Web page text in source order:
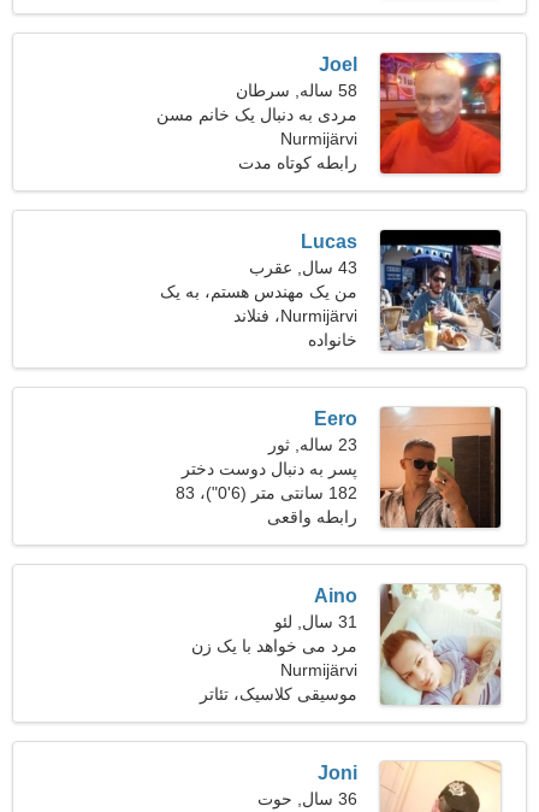
Joel
58 ساله, سرطان
مردی به دنبال یک خانم مسن
50-56
Nurmijärvi
رابطه کوتاه مدت
Lucas
43 سال, عقرب
من یک مهندس هستم، به یک
زن دیدنی نیاز دارم
Nurmijärvi، فنلاند
خانواده
Eero
23 ساله, ثور
پسر به دنبال دوست دختر
است
182 سانتی متر (6'0")، 83
کیلوگرم (182 پوند)
رابطه واقعی
Aino
31 سال, لئو
مرد می خواهد با یک زن
ملاقات کند 21-28
Nurmijärvi
موسیقی کلاسیک، تئاتر
Joni
36 سال, حوت